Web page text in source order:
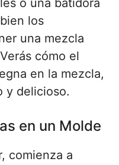
o una batidora
los
una mezcla
cómo el
en la mezcla,
y delicioso.
en un Molde
comienza a